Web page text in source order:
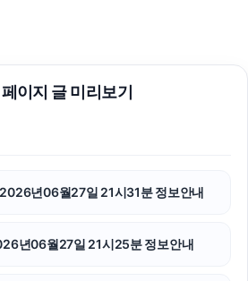
강아지파양
파양보호소
이지 글 미리보기
년06월27일 21시31분 정보안내
년06월27일 21시25분 정보안내